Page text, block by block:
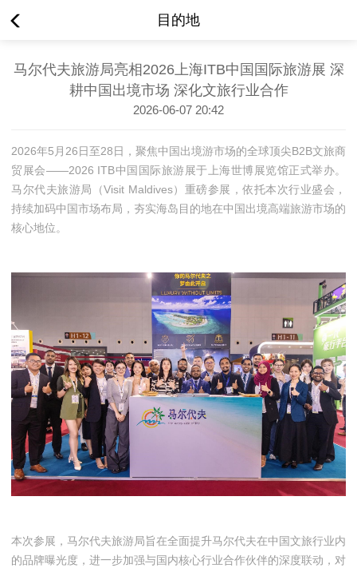
目的地
马尔代夫旅游局亮相2026上海ITB中国国际旅游展 深
耕中国出境市场 深化文旅行业合作
2026-06-07 20:42
2026年5月26日至28日，聚焦中国出境游市场的全球顶尖B2B文旅商
贸展会——2026 ITB中国国际旅游展于上海世博展览馆正式举办。
马尔代夫旅游局（Visit Maldives）重磅参展，依托本次行业盛会，
持续加码中国市场布局，夯实海岛目的地在中国出境高端旅游市场的
核心地位。
本次参展，马尔代夫旅游局旨在全面提升马尔代夫在中国文旅行业内
的品牌曝光度，进一步加强与国内核心行业合作伙伴的深度联动，对